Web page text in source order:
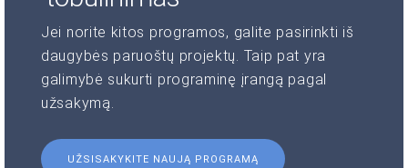
Jei norite kitos programos, galite pasirinkti iš
daugybės paruoštų projektų. Taip pat yra
galimybė sukurti programinę įrangą pagal
užsakymą.
UŽSISAKYKITE NAUJĄ PROGRAMĄ